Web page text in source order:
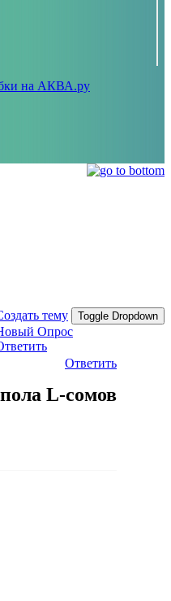
тему Toggle Dropdown
Опрос
Ответить
L-сомов